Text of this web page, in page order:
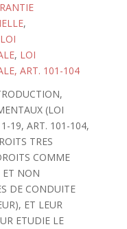
,
LOI
, LOI
ART. 101-104
(LOI
19, ART. 101-104,
TRES
COMME
ET NON
DE CONDUITE
ET LEUR
ETUDIE LE